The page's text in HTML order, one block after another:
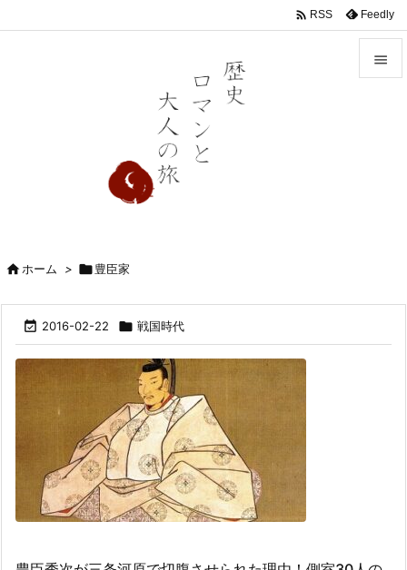

 RSS Feedly
ホーム > 豊臣家
 2016-02-22  戦国時代